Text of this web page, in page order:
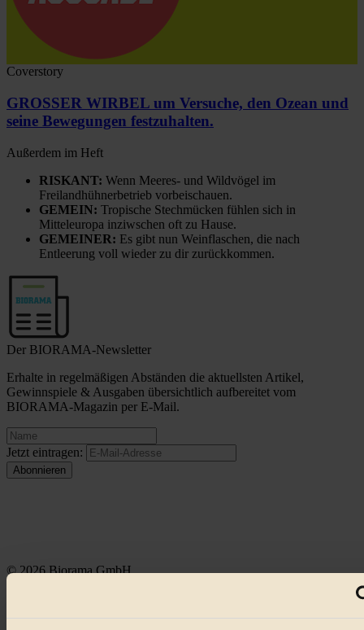
Coverstory
GROSSER WIRBEL um Versuche, den Ozean und
seine Bewegungen festzuhalten.
Außerdem im Heft
RISKANT: Wenn Meeres- und Wildvögel im
Freilandhühnerbetrieb vorbeischauen.
GEMEIN: Tropische Stechmücken fühlen sich in
Mitteleuropa inziwschen oft zu Hause.
GEMEINER: Es gibt nun Weinflaschen, die nach
Entleerung voll wieder zu dir zurückkommen.
Der BIORAMA-Newsletter
Erhalte in regelmäßigen Abständen die aktuellsten Artikel,
Gewinnspiele & Ausgaben übersichtlich aufbereitet vom
BIORAMA-Magazin per E-Mail.
Jetzt eintragen:
© 2026 Biorama GmbH